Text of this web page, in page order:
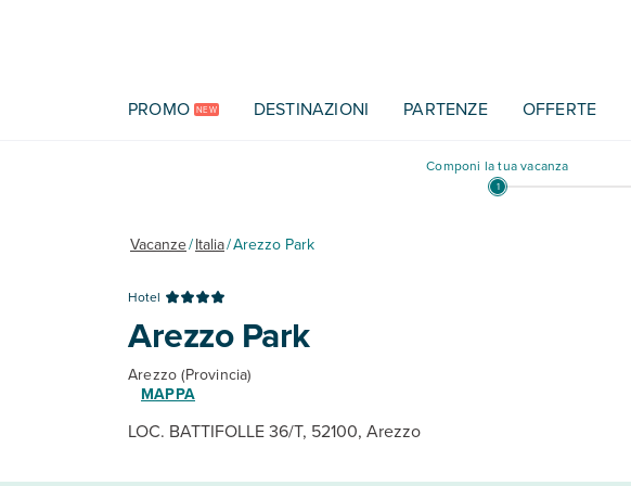
PROMO NEW DESTINAZIONI PARTENZE OFFERTE
Componi la tua vacanza
Vacanze/Italia/Arezzo Park
Hotel
Arezzo Park
Arezzo (Provincia)
MAPPA
LOC. BATTIFOLLE 36/T, 52100, Arezzo